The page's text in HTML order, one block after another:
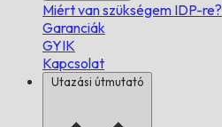
Miért van szükségem IDP-re?
Garanciák
GYIK
Kapcsolat
Utazási útmutató